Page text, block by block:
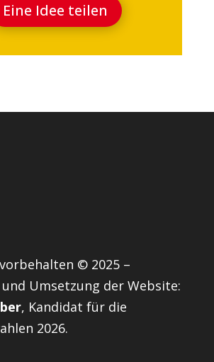
Eine Idee teilen
© 2025 –
Umsetzung der Website:
, Kandidat für die
2026.